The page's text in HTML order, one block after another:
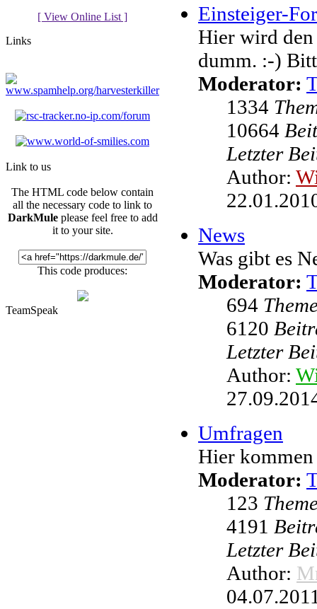
[ View Online List ]
Links
Link to us
The HTML code below contain
all the necessary code to link to
DarkMuleplease feel free to add
it to your site.
This code produces:
TeamSpeak
Einsteiger-
Hier wird
dumm. :-)
Moderator:
1334
10664
Letzter
Author:
News
Was gibt es
Moderator:
694
6120
Letzter
Author:
Umfragen
Hier
Moderator:
123
4191
Letzter
Author: